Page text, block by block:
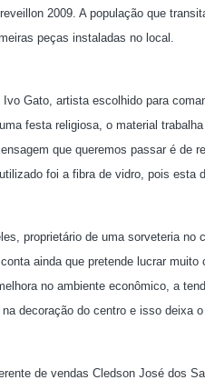
2009. A população que
peças instaladas no local.
Ivo Gato, artista escolhido para
festa religiosa, o material
que queremos passar é de
foi a fibra de vidro, pois esta
proprietário de uma sorveteria
ainda que pretende lucrar
no ambiente econômico, a
na decoração do centro e isso deixa
de vendas Cledson José dos